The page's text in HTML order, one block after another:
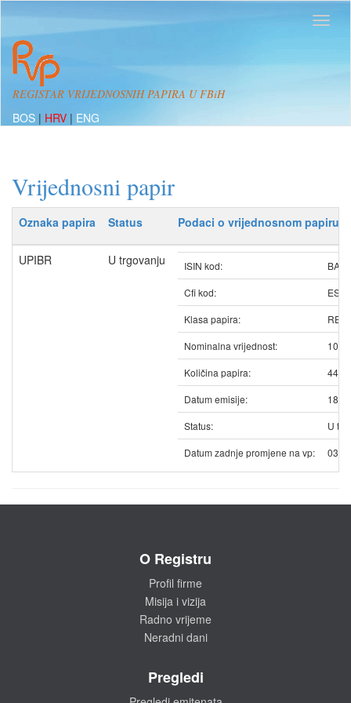
REGISTAR VRIJEDNOSNIH PAPIRA U FBiH
BOS | HRV | ENG
Vrijednosni papir
Oznaka papira Status Podaci o vrijednosnom papiru
UPIBR U trgovanju ISIN kod:
Cfi kod:
Klasa papira:
Nominalna vrijednost:
Količina papira:
Datum emisije:
Status:
U
Datum zadnje promjene na vp:
O Registru
Profil firme
Misija i vizija
Radno vrijeme
Neradni dani
Pregledi